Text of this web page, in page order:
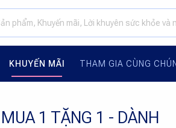
KHUYẾN MÃI THAM GIA CÙNG
MUA 1 TẶNG 1 - DÀNH